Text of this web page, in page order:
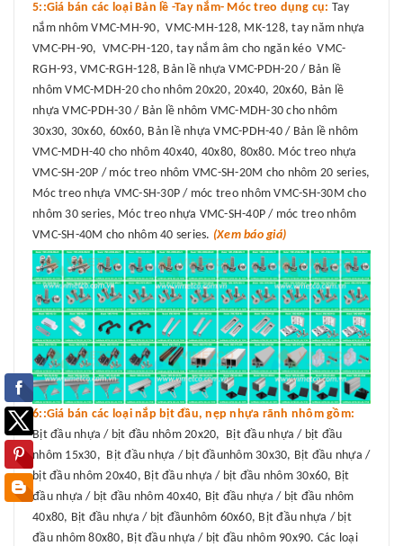
5::Giá bán các loại Bản lề -Tay nắm- Móc treo dụng cụ: Tay
nắm nhôm VMC-MH-90, VMC-MH-128, MK-128, tay năm nhựa
VMC-PH-90, VMC-PH-120, tay nắm âm cho ngăn kéo VMC-
RGH-93, VMC-RGH-128, Bản lề nhựa VMC-PDH-20 / Bản lề
nhôm VMC-MDH-20 cho nhôm 20x20, 20x40, 20x60, Bản lề
nhựa VMC-PDH-30 / Bản lề nhôm VMC-MDH-30 cho nhôm
30x30, 30x60, 60x60, Bản lề nhựa VMC-PDH-40 / Bản lề nhôm
VMC-MDH-40 cho nhôm 40x40, 40x80, 80x80. Móc treo nhựa
VMC-SH-20P / móc treo nhôm VMC-SH-20M cho nhôm 20 series,
Móc treo nhựa VMC-SH-30P / móc treo nhôm VMC-SH-30M cho
nhôm 30 series, Móc treo nhựa VMC-SH-40P / móc treo nhôm
VMC-SH-40M cho nhôm 40 series. (Xem báo giá)
6::Giá bán các loại nắp bịt đầu, nẹp nhựa rãnh nhôm gồm:
Bịt đầu nhựa / bịt đầu nhôm 20x20, Bịt đầu nhựa / bịt đầu
nhôm 15x30, Bịt đầu nhựa / bịt đầunhôm 30x30, Bịt đầu nhựa /
bịt đầu nhôm 20x40, Bịt đầu nhựa / bịt đầu nhôm 30x60, Bịt
đầu nhựa / bịt đầu nhôm 40x40, Bịt đầu nhựa / bịt đầu nhôm
40x80, Bịt đầu nhựa / bịt đầunhôm 60x60, Bịt đầu nhựa / bịt
đầu nhôm 80x80, Bịt đầu nhựa / bịt đầu nhôm 90x90. Các loại